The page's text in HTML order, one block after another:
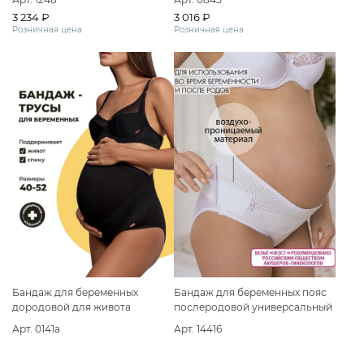
3 234 ₽
Розничная цена
3 016 ₽
Розничная цена
Бандаж для беременных
дородовой для живота
Арт. 0141а
Бандаж для беременных пояс
послеродовой универсальный
Арт. 14416